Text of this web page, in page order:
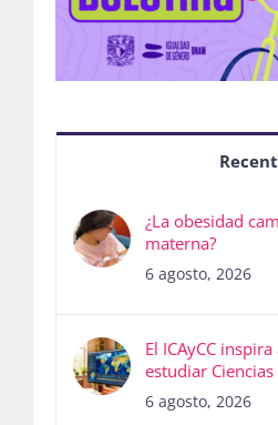
6 agosto, 2026
6 agosto, 2026